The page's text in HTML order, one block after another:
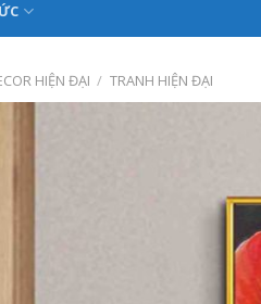
HIỆN ĐẠI / TRANH HIỆN ĐẠI